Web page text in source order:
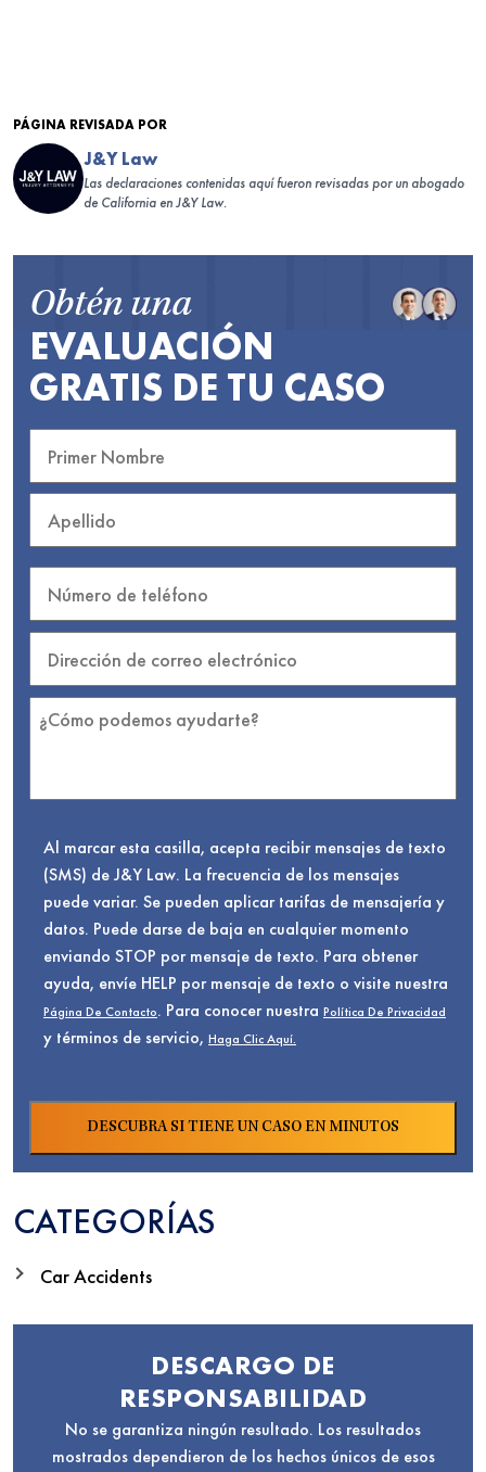
PÁGINA REVISADA POR
J&Y Law
Las declaraciones contenidas aquí fueron revisadas por un abogado
de California en J&Y Law.
Obtén una
EVALUACIÓN
GRATIS DE TU CASO
Al marcar esta casilla, acepta recibir mensajes de texto
(SMS) de J&Y Law. La frecuencia de los mensajes
puede variar. Se pueden aplicar tarifas de mensajería y
datos. Puede darse de baja en cualquier momento
enviando STOP por mensaje de texto. Para obtener
ayuda, envíe HELP por mensaje de texto o visite nuestra
Página De Contacto. Para conocer nuestra Política De Privacidad
y términos de servicio, Haga Clic Aquí.
CATEGORÍAS
Car Accidents
DESCARGO DE
RESPONSABILIDAD
No se garantiza ningún resultado. Los resultados
mostrados dependieron de los hechos únicos de esos